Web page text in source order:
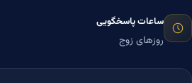
ساعات پاسخگویی
روزهای زوج